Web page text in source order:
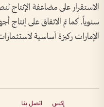
سنوياً. كما تم الاتفاق على إنتاج
الإمارات ركيزة أساسية
إكس
اتصل بنا